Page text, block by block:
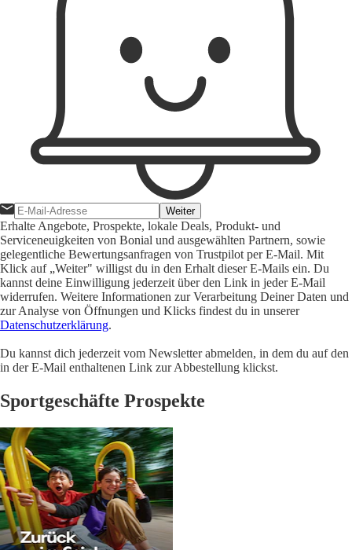
Weiter
Erhalte Angebote, Prospekte, lokale Deals, Produkt- und
Serviceneuigkeiten von Bonial und ausgewählten Partnern, sowie
gelegentliche Bewertungsanfragen von Trustpilot per E-Mail. Mit
Klick auf „Weiter" willigst du in den Erhalt dieser E-Mails ein. Du
kannst deine Einwilligung jederzeit über den Link in jeder E-Mail
widerrufen. Weitere Informationen zur Verarbeitung Deiner Daten und
zur Analyse von Öffnungen und Klicks findest du in unserer
Datenschutzerklärung.
Du kannst dich jederzeit vom Newsletter abmelden, in dem du auf den
in der E-Mail enthaltenen Link zur Abbestellung klickst.
Sportgeschäfte Prospekte